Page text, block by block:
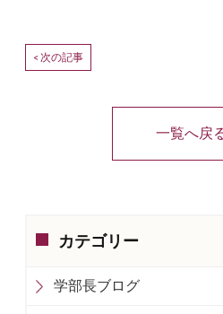
< 次の記事
一覧へ戻
カテゴリー
学部長ブログ